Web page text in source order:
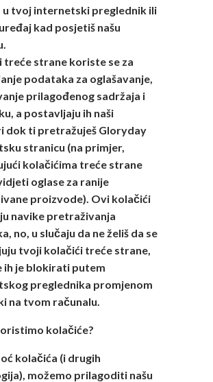
u tvoj internetski preglednik ili
kad posjetiš našu
treće strane koriste se za
podataka za oglašavanje,
prilagođenog sadržaja i
a postavljaju ih naši
dok ti pretražuješ Gloryday
stranicu (na primjer,
kolačićima treće strane
oglase za ranije
proizvode). Ovi kolačići
navike pretraživanja
no, u slučaju da ne želiš da se
tvoji kolačići treće strane,
ih je blokirati putem
preglednika promjenom
na tvom računalu.
kolačiće?
kolačića (i drugih
možemo prilagoditi našu